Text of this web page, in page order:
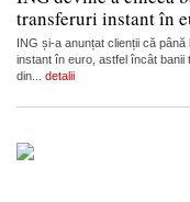
transferuri instant în
ING și-a anunțat clienții că
instant în euro, astfel încât
din... detalii